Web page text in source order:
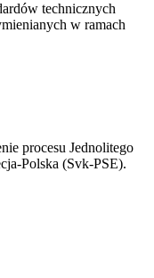
technicznych
w ramach
procesu Jednolitego
Polska (Svk-PSE).